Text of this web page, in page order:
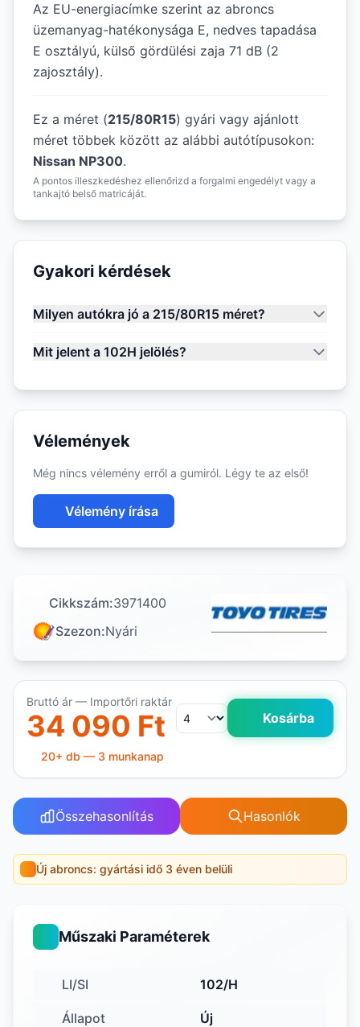
Az EU-energiacímke szerint az abroncs
üzemanyag-hatékonysága E, nedves tapadása
E osztályú, külső gördülési zaja 71 dB (2
zajosztály).
Ez a méret (215/80R15) gyári vagy ajánlott
méret többek között az alábbi autótípusokon:
Nissan NP300.
A pontos illeszkedéshez ellenőrizd a forgalmi engedélyt vagy a
tankajtó belső matricáját.
Gyakori kérdések
Milyen autókra jó a 215/80R15 méret?
Mit jelent a 102H jelölés?
Vélemények
Még nincs vélemény erről a gumiról. Légy te az első!
Vélemény írása
Cikkszám:3971400
Szezon:Nyári
Bruttó ár — Importőri raktár
34 090 Ft Kosárba
20+ db — 3 munkanap
Összehasonlítás Hasonlók
Új abroncs: gyártási idő 3 éven belüli
Műszaki Paraméterek
LI/SI 102/H
Állapot Új